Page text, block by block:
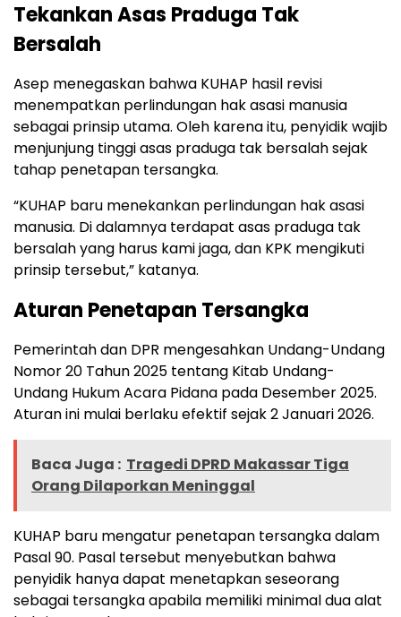
Tekankan Asas Praduga Tak
Bersalah
Asep menegaskan bahwa KUHAP hasil revisi
menempatkan perlindungan hak asasi manusia
sebagai prinsip utama. Oleh karena itu, penyidik wajib
menjunjung tinggi asas praduga tak bersalah sejak
tahap penetapan tersangka.
“KUHAP baru menekankan perlindungan hak asasi
manusia. Di dalamnya terdapat asas praduga tak
bersalah yang harus kami jaga, dan KPK mengikuti
prinsip tersebut,” katanya.
Aturan Penetapan Tersangka
Pemerintah dan DPR mengesahkan Undang-Undang
Nomor 20 Tahun 2025 tentang Kitab Undang-
Undang Hukum Acara Pidana pada Desember 2025.
Aturan ini mulai berlaku efektif sejak 2 Januari 2026.
Baca Juga : Tragedi DPRD Makassar Tiga
Orang Dilaporkan Meninggal
KUHAP baru mengatur penetapan tersangka dalam
Pasal 90. Pasal tersebut menyebutkan bahwa
penyidik hanya dapat menetapkan seseorang
sebagai tersangka apabila memiliki minimal dua alat